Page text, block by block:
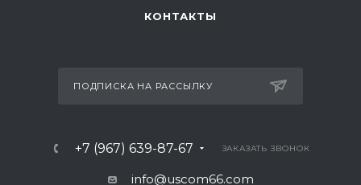
КОНТАКТЫ
ПОДПИСКА НА РАССЫЛКУ
+7 (967) 639-87-67 ЗАКАЗАТЬ ЗВОНОК
info@uscom66.com